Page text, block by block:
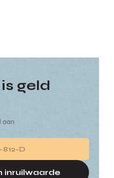
extra inruilpremie...
geld
aan
inruilwaarde